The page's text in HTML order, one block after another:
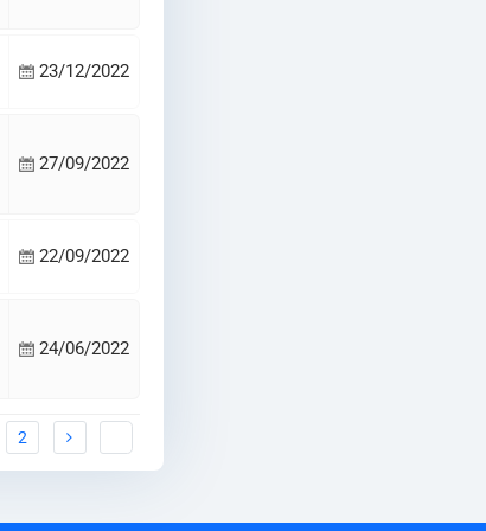
23/12/2022
27/09/2022
22/09/2022
24/06/2022
2